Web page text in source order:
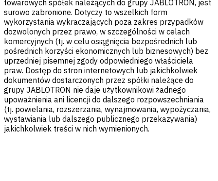
towarowych spółek należących do grupy JABLOTRON, jest
surowo zabronione. Dotyczy to wszelkich form
wykorzystania wykraczających poza zakres przypadków
dozwolonych przez prawo, w szczególności w celach
komercyjnych (tj. w celu osiągnięcia bezpośrednich lub
pośrednich korzyści ekonomicznych lub biznesowych) bez
uprzedniej pisemnej zgody odpowiedniego właściciela
praw. Dostęp do stron internetowych lub jakichkolwiek
dokumentów dostarczonych przez spółki należące do
grupy JABLOTRON nie daje użytkownikowi żadnego
upoważnienia ani licencji do dalszego rozpowszechniania
(tj. powielania, rozszerzania, wynajmowania, wypożyczania,
wystawiania lub dalszego publicznego przekazywania)
jakichkolwiek treści w nich wymienionych.